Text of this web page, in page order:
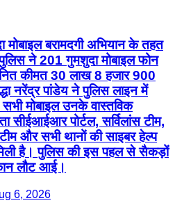
बरामदगी अभियान के तहत
ने 201 गुमशुदा मोबाइल फोन
कीमत 30 लाख 8 हजार 900
नरेंद्र पांडेय ने पुलिस लाइन में
मोबाइल उनके वास्तविक
सीईआईआर पोर्टल, सर्विलांस टीम,
और सभी थानों की साइबर हेल्प
है। पुलिस की इस पहल से सैकड़ों
लौट आई।
6, 2026